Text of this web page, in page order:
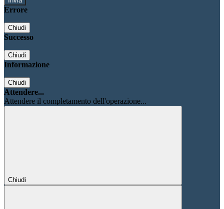
Errore
Chiudi
Successo
Chiudi
Informazione
Chiudi
Attendere...
Attendere il completamento dell'operazione...
Chiudi